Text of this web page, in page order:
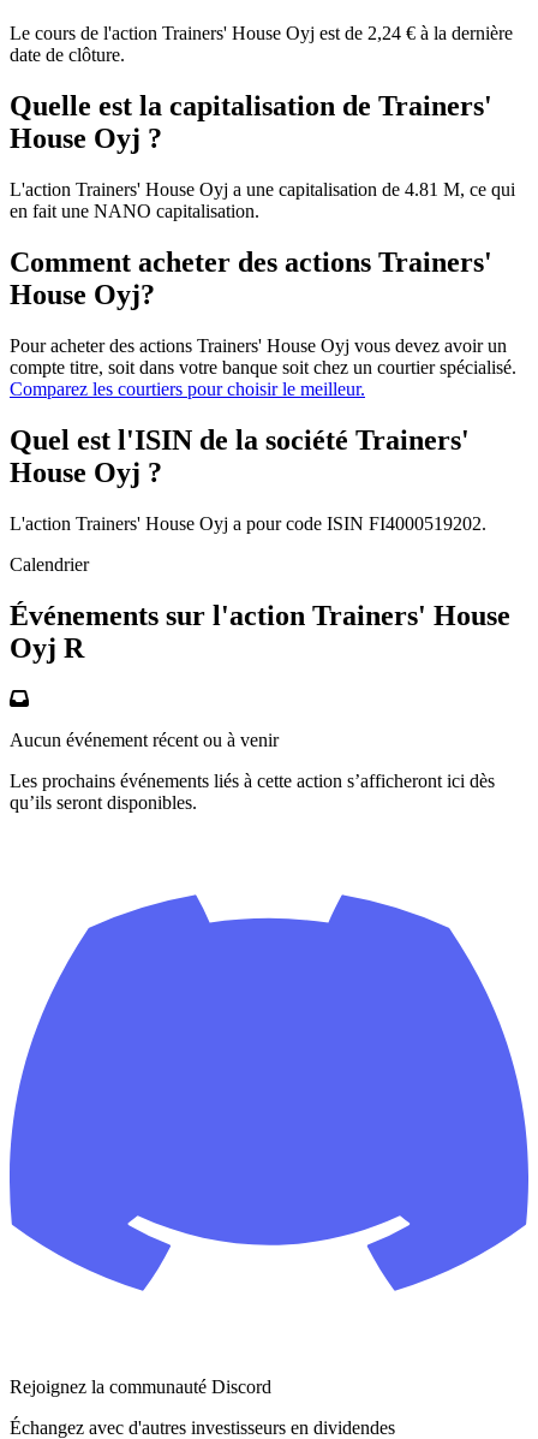
Le cours de l'action Trainers' House Oyj est de 2,24 € à la dernière
date de clôture.
Quelle est la capitalisation de Trainers'
House Oyj ?
L'action Trainers' House Oyj a une capitalisation de 4.81 M, ce qui
en fait une NANO capitalisation.
Comment acheter des actions Trainers'
House Oyj?
Pour acheter des actions Trainers' House Oyj vous devez avoir un
compte titre, soit dans votre banque soit chez un courtier spécialisé.
Comparez les courtiers pour choisir le meilleur.
Quel est l'ISIN de la société Trainers'
House Oyj ?
L'action Trainers' House Oyj a pour code ISIN FI4000519202.
Calendrier
Événements sur l'action Trainers' House
Oyj R
Aucun événement récent ou à venir
Les prochains événements liés à cette action s’afficheront ici dès
qu’ils seront disponibles.
Rejoignez la communauté Discord
Échangez avec d'autres investisseurs en dividendes